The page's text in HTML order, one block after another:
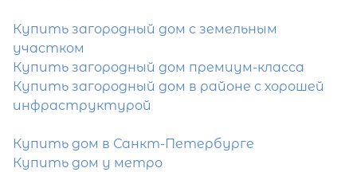
Купить загородный дом с земельным
участком
Купить загородный дом премиум-класса
Купить загородный дом в районе с хорошей
инфраструктурой
Купить дом в Санкт-Петербурге
Купить дом у метро